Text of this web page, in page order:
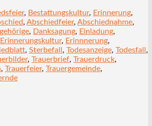
, Bestattungskultur, Erinnerung,
, Abschiedfeier, Abschiednahme,
, Danksagung, Einladung,
Erinnerungskultur, Erinnnerung,
, Sterbefall , Todesanzeige, Todesfall ,
, Trauerbrief, Trauerdruck,
, Trauerfeier, Trauergemeinde,